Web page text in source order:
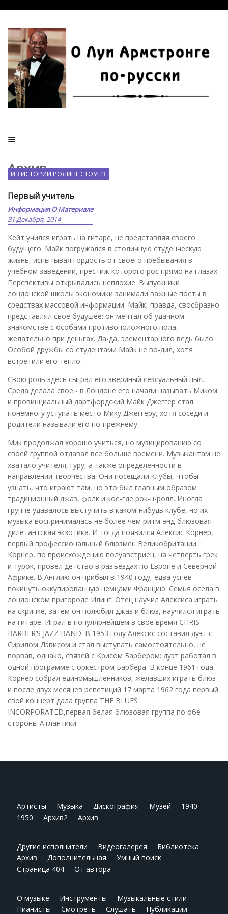
Архив
ИЗ ИСТОРИИ РОЛИНГ СТОУНЗ
Первый учитель
Информация О Материале
31 Декабря, 2014
Кейт учился играть на гитаре, не представляя своего
будущего. Майк погружался в столичную студенческую
жизнь, испытывая гордость от своего пребывания в
учебном заведении, престиж которого рос прямо на глазах.
Перспективы открывались неплохие. Выпускники
лондонской школы экономики занимали важные посты в
средствах массовой информации. Майк, правда, свосбразно
представлял свое будушее: он мечтал об удачном
знакомстве с особами противоположного пола,
желательно при деньгах. Да-да, элементарного ведь было.
Особой дружбы со студентами Майк не во-дил, хотя
встретили его тепло.
Свою роль здесь сыграл его звериный сексуальный пыл.
Среда делала свое - в Лондоне его начали называть Миком
и провинциальный дартфордский Майк Джеггер стал
понемногу уступать место Мику Джеггеру, хотя соседи и
родители называли его по-прежнему.
Мик продолжал хорошо учиться, но музицированию со
своей группой отдавал все больше времени. Музыкантам не
хватало учителя, гуру, а также определенности в
направлении творчества. Они посещали клубы, чтобы
узнать, что играют там, но это был главным образом
традиционный джаз, фолк и кое-где рок-н-ролл. Иногда
группе удавалось выступить в каком-нибудь клубе, но их
музыка воспринималась не более чем ритм-энд-блюзовая
дилетантская экзотика. И тогда появился Алексис Корнер,
первый профессиональный блюзмен Великобритании.
Корнер, по происхождению полуавстриец, на четверть грек
и турок, провел детство в разъездах по Европе и Северной
Африке. В Англию он прибыл в 1940 году, едва успев
покинуть оккупированную немцами Францию. Семья осела в
лондонском пригороде Илинг. Отец научил Алексиса играть
на скрипке, затем он полюбил джаз и блюз, научился играть
на гитаре. Играл в популярнейшем в свое время CHRIS
BARBER’S JAZZ BAND. В 1953 году Алексис составил дуэт с
Сирилом Дэвисом и стал выступать самостоятельно, не
порвав, однако, связей с Крисом Барбером: дуэт работал в
одной программе с оркестром Барбера. В конце 1961 года
Корнер собрал единомышленников, желавших играть блюз
и после двух месяцев репетиций 17 марта 1962 года первый
свой концерт дала группа THE BLUES
INCORPORATED,первая белая блюзовая группа по обе
стороны Атлантики.
Артисты Музыка Дискография Музей
1940
1950
Архив2 Архив
Другие исполнители Видеогалерея
Библиотека
Архив
Дополнительная
Умный поиск
Страница 404
От автора
О музыке Инструменты
Музыкальные стили
Пианисты
Смотреть Слушать Публикации